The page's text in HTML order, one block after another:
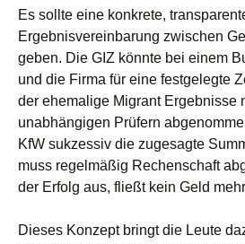
Es sollte eine konkrete,
Ergebnisvereinbarung zwischen
geben. Die GIZ könnte bei einem
und die Firma für eine festgelegte
der ehemalige Migrant Ergebnisse
unabhängigen Prüfern
KfW sukzessiv die zugesagte
muss regelmäßig Rechenschaft
der Erfolg aus, fließt kein Geld
Dieses Konzept bringt die Leute